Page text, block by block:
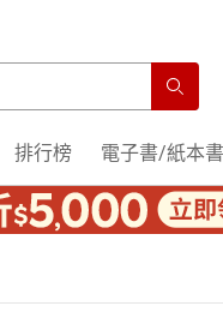
排行榜 電子書/紙本書